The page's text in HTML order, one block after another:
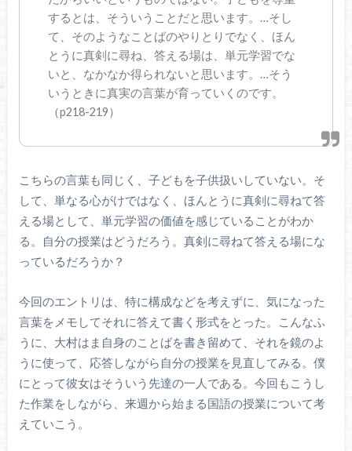
するとは、そういうことだと思います。…そし
て、そのようなことばのやりとりでなく、ほん
とうに真剣に尋ね、答える場は、単元学習でな
いと、なかなか得られないと思います。…そう
いうときに真実の言葉が育っていくのです。
（p218-219）
こちらの言葉も同じく、子どもを子供扱いしていない。そ
して、単なる心がけではなく、ほんとうに真剣に尋ねて答
える場として、単元学習の価値を感じていることがわか
る。自分の授業はどうだろう。真剣に尋ねて答える場にな
っているだろうか？
今回のエントリは、特に構成などを考えずに、気になった
言葉をメモしてそれに答えて書く形式をとった。こんなふ
うに、大村はま自身のことばを書き留めて、それを鏡のよ
うに使って、応答しながら自分の授業を見直してみる。僕
にとって彼女はそういう先達の一人である。今回もこうし
た作業をしながら、来週から始まる国語の授業について考
えていこう。